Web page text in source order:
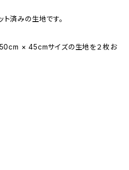
済みの生地です。
× 45cmサイズの生地を２枚お